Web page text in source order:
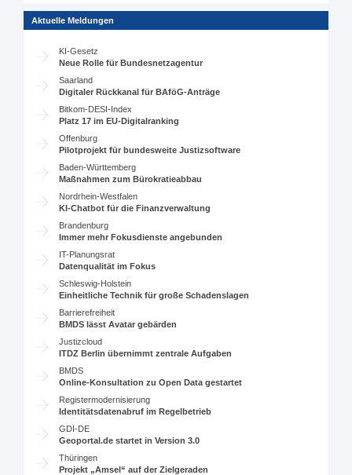
Aktuelle Meldungen
KI-Gesetz
Neue Rolle für Bundesnetzagentur
Saarland
Digitaler Rückkanal für BAföG-Anträge
Bitkom-DESI-Index
Platz 17 im EU-Digitalranking
Offenburg
Pilotprojekt für bundesweite Justizsoftware
Baden-Württemberg
Maßnahmen zum Bürokratieabbau
Nordrhein-Westfalen
KI-Chatbot für die Finanzverwaltung
Brandenburg
Immer mehr Fokusdienste angebunden
IT-Planungsrat
Datenqualität im Fokus
Schleswig-Holstein
Einheitliche Technik für große Schadenslagen
Barrierefreiheit
BMDS lässt Avatar gebärden
Justizcloud
ITDZ Berlin übernimmt zentrale Aufgaben
BMDS
Online-Konsultation zu Open Data gestartet
Registermodernisierung
Identitätsdatenabruf im Regelbetrieb
GDI-DE
Geoportal.de startet in Version 3.0
Thüringen
Projekt „Amsel“ auf der Zielgeraden